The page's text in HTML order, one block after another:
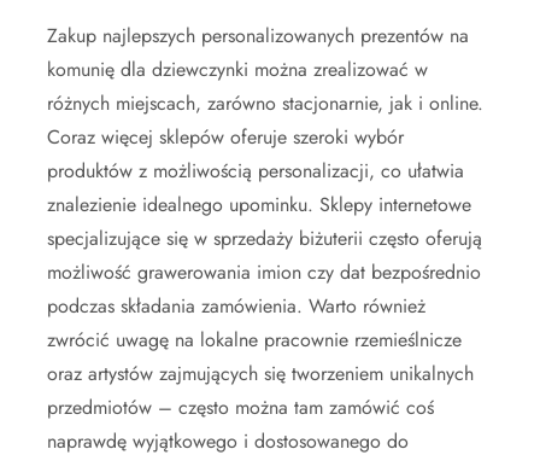
Zakup najlepszych personalizowanych prezentów na
komunię dla dziewczynki można zrealizować w
różnych miejscach, zarówno stacjonarnie, jak i online.
Coraz więcej sklepów oferuje szeroki wybór
produktów z możliwością personalizacji, co ułatwia
znalezienie idealnego upominku. Sklepy internetowe
specjalizujące się w sprzedaży biżuterii często oferują
możliwość grawerowania imion czy dat bezpośrednio
podczas składania zamówienia. Warto również
zwrócić uwagę na lokalne pracownie rzemieślnicze
oraz artystów zajmujących się tworzeniem unikalnych
przedmiotów – często można tam zamówić coś
naprawdę wyjątkowego i dostosowanego do